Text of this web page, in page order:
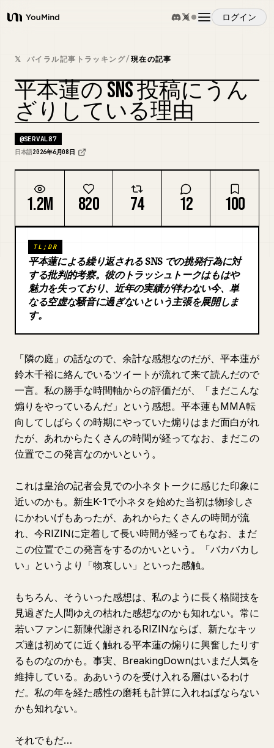
YouMind
ログイン
概要
ユースケース
スキル
プロンプト
料金
ダウンロード
ブログ
更新情報
𝕏 バイラル記事トラッキング/現在の記事
平本蓮の SNS 投稿にうん
ざりしている理由
@SERVAL87
日本語2026年6月08日
1.2M 820 74 12 100
TL;DR
平本蓮による繰り返される SNS での挑発行為に対
する批判的考察。彼のトラッシュトークはもはや
魅力を失っており、近年の実績が伴わない今、単
なる空虚な騒音に過ぎないという主張を展開しま
す。
「隣の庭」の話なので、余計な感想なのだが、平本蓮が
鈴木千裕に絡んでいるツイートが流れて来て読んだので
一言。私の勝手な時間軸からの評価だが、「まだこんな
煽りをやっているんだ」という感想。平本蓮もMMA転
向してしばらくの時期にやっていた煽りはまだ面白がれ
たが、あれからたくさんの時間が経ってなお、まだこの
位置でこの発言なのかいという。
これは皇治の記者会見での小ネタトークに感じた印象に
近いのかも。新生K-1で小ネタを始めた当初は物珍しさ
にかわいげもあったが、あれからたくさんの時間が流
れ、今RIZINに定着して長い時間が経ってもなお、まだ
この位置でこの発言をするのかいという。「バカバカし
い」というより「物哀しい」といった感触。
もちろん、そういった感想は、私のように長く格闘技を
見過ぎた人間ゆえの枯れた感想なのかも知れない。常に
若いファンに新陳代謝されるRIZINならば、新たなキッ
ズ達は初めてに近く触れる平本蓮の煽りに興奮したりす
るものなのかも。事実、BreakingDownはいまだ人気を
維持している。ああいうのを受け入れる層はいるわけ
だ。私の年を経た感性の磨耗も計算に入れねばならない
かも知れない。
それでもだ…